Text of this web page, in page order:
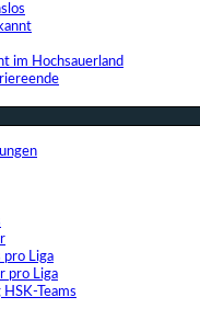
im Hochsauerland
pro Liga
pro Liga
Teams